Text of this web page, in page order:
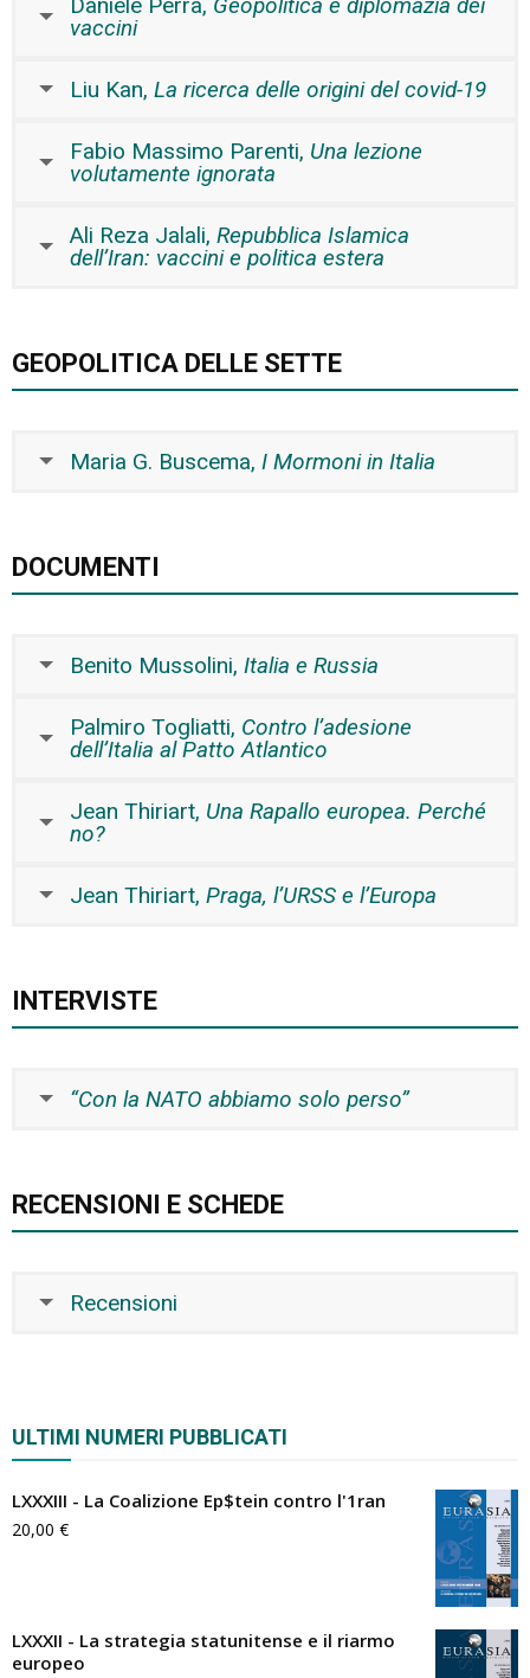
vaccini
Liu Kan, La ricerca delle origini del covid-19
Fabio Massimo Parenti, Una lezione
volutamente ignorata
Ali Reza Jalali, Repubblica Islamica
dell’Iran: vaccini e politica estera
GEOPOLITICA DELLE SETTE
Maria G. Buscema, I Mormoni in Italia
DOCUMENTI
Benito Mussolini, Italia e Russia
Palmiro Togliatti, Contro l’adesione
dell’Italia al Patto Atlantico
Jean Thiriart, Una Rapallo europea. Perché
no?
Jean Thiriart, Praga, l’URSS e l’Europa
INTERVISTE
“Con la NATO abbiamo solo perso”
RECENSIONI E SCHEDE
Recensioni
ULTIMI NUMERI PUBBLICATI
LXXXIII - La Coalizione Ep$tein contro l'1ran
20,00 €
LXXXII - La strategia statunitense e il riarmo
europeo